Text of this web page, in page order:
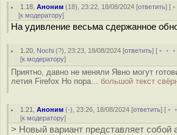
1.18 ,Аноним (18), 23:22, 18/08/2024 [ответить] [
[к модератору]
На удивление весьма сдержанное
1.20 Nochi (?), 23:23, 18/08/2024 [ответить] [
[к модератору]
Приятно, давно не меняли Явно могут
летия Firefox Но пора... большой текст
1.21 ,Аноним (-), 23:26, 18/08/2024 [ответить] [
[к модератору]
> Новый вариант представляет собой